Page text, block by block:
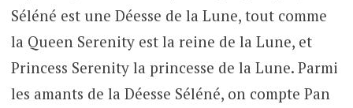
Séléné est une Déesse de la Lune, tout comme
la Queen Serenity est la reine de la Lune, et
Princess Serenity la princesse de la Lune. Parmi
les amants de la Déesse Séléné, on compte Pan